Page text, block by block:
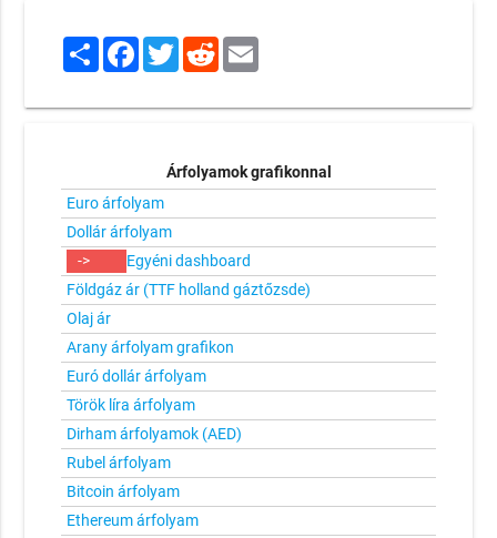
ShareFacebook
TwitterRedditEmail
Árfolyamok grafikonnal
Euro árfolyam
Dollár árfolyam
->
Egyéni dashboard
Földgáz ár (TTF holland gáztőzsde)
Olaj ár
Arany árfolyam grafikon
Euró dollár árfolyam
Török líra árfolyam
Dirham árfolyamok (AED)
Rubel árfolyam
Bitcoin árfolyam
Ethereum árfolyam